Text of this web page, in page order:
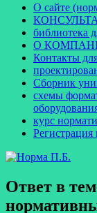
О сайте
библиотека
О
Контакты
Сборник
схемы
курс
Регистрация
Ответ в